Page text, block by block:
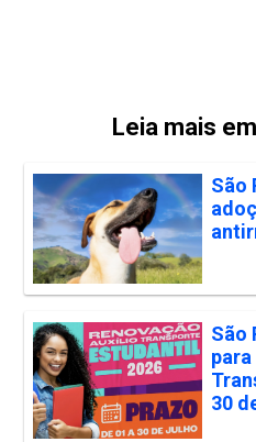
Leia mais
São
São
30